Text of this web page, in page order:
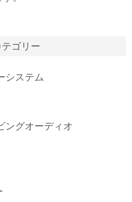
ゴリー
システム
ングオーディオ